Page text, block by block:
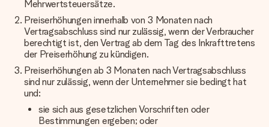
Mehrwertsteuersätze.
Preiserhöhungen innerhalb von 3 Monaten nach
Vertragsabschluss sind nur zulässig, wenn der Verbraucher
berechtigt ist, den Vertrag ab dem Tag des Inkrafttretens
der Preiserhöhung zu kündigen.
Preiserhöhungen ab 3 Monaten nach Vertragsabschluss
sind nur zulässig, wenn der Unternehmer sie bedingt hat
und:
sie sich aus gesetzlichen Vorschriften oder
Bestimmungen ergeben; oder